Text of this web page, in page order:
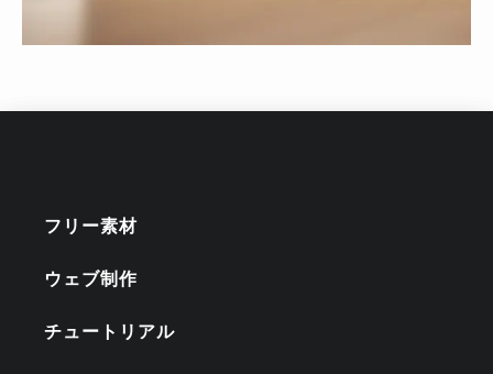
フリー素材
ウェブ制作
チュートリアル